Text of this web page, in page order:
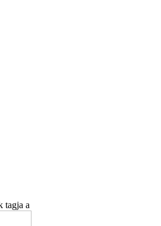
tagja a